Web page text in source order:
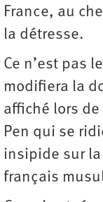
France, au
la détresse.
Ce n’est pas
modifiera la
affiché lors de
Pen qui se
insipide sur
français